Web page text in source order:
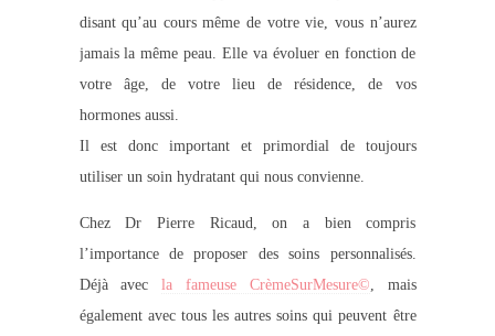
disant qu’au cours même de votre vie, vous n’aurez
jamais la même peau. Elle va évoluer en fonction de
votre âge, de votre lieu de résidence, de vos
hormones aussi.
Il est donc important et primordial de toujours
utiliser un soin hydratant qui nous convienne.
Chez Dr Pierre Ricaud, on a bien compris
l’importance de proposer des soins personnalisés.
Déjà avecla fameuse CrèmeSurMesure© , mais
également avec tous les autres soins qui peuvent être